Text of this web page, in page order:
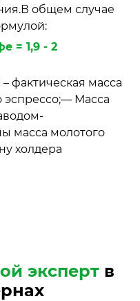
общем случае
= 1,9 - 2
фактическая масса
эспрессо;— Масса
масса молотого
холдера
эксперт в